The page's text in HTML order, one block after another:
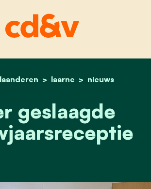
home
laarne nieuws
zeer geslaagde
geslaagde